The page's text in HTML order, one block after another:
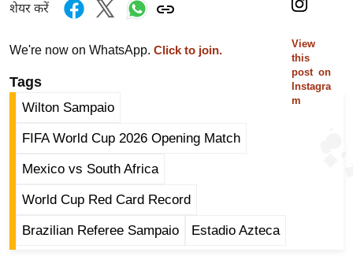
मी
r
e
k
g
N
View
this
post on
Instagra
m
शेयर करें
We're now on WhatsApp. Click to join.
Tags
Wilton Sampaio
FIFA World Cup 2026 Opening Match
Mexico vs South Africa
World Cup Red Card Record
Brazilian Referee Sampaio Estadio Azteca